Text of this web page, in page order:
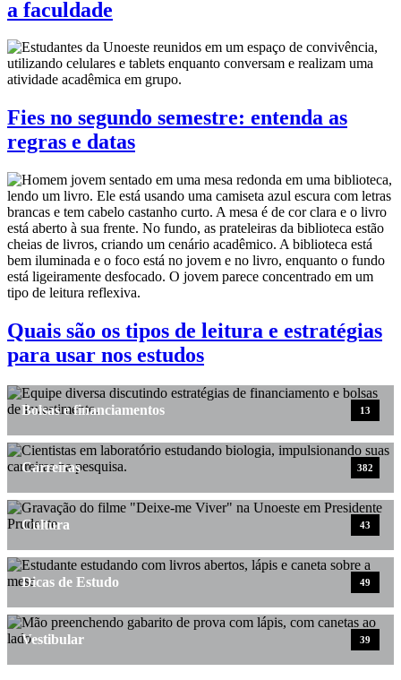
a faculdade
Fies no segundo semestre: entenda as
regras e datas
Quais são os tipos de leitura e estratégias
para usar nos estudos
Bolsas e financiamentos 13
Carreiras 382
Cultura 43
Dicas de Estudo 49
Vestibular 39